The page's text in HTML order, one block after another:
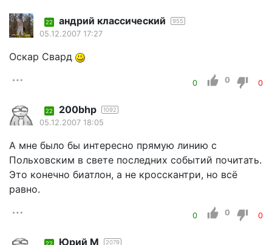
22 андрий классический 955
05.12.2007 17:27
Оскар Свард
0 0 0
22 200bhp 1092
05.12.2007 18:05
А мне было бы интересно прямую линию с
Польховским в свете последних событий почитать.
Это конечно биатлон, а не кросскантри, но всё
равно.
0 0 0
22 Юрий М 2079